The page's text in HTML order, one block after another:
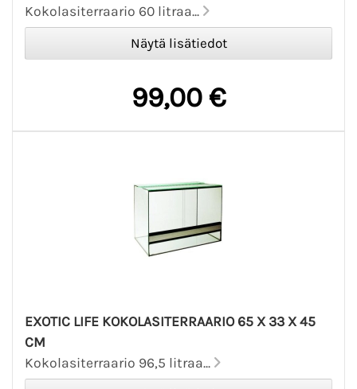
Kokolasiterraario 60 litraa...
99,00 €
EXOTIC LIFE KOKOLASITERRAARIO 65 X 33 X 45
CM
Kokolasiterraario 96,5 litraa...